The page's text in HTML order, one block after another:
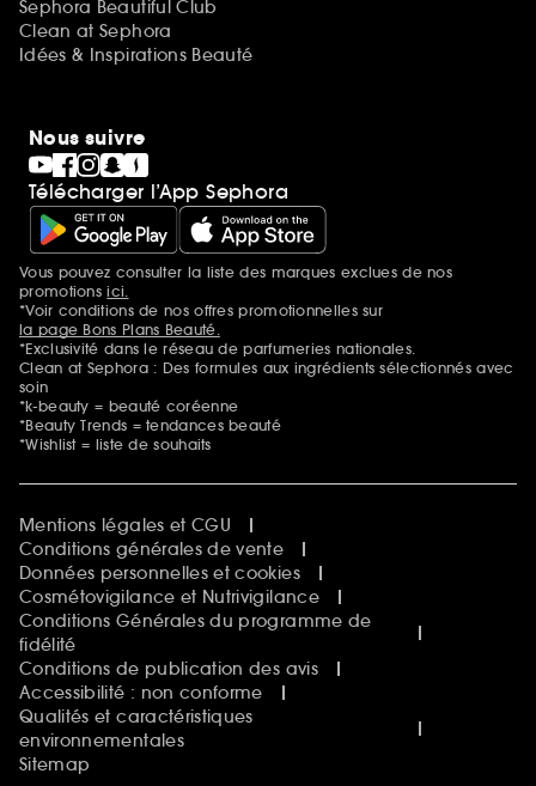
Sephora Beautiful Club
Clean at Sephora
Idées & Inspirations Beauté
Nous suivre
Télécharger l’App Sephora
Mentions additionnelles
Vous pouvez consulter la liste des marques exclues de nos
promotionsici.
*Voir conditions de nos offres promotionnelles sur
la page Bons Plans Beauté.
*Exclusivité dans le réseau de parfumeries nationales.
Clean at Sephora : Des formules aux ingrédients sélectionnés avec
soin
*k-beauty = beauté coréenne
*Beauty Trends = tendances beauté
*Wishlist = liste de souhaits
Mentions légales et CGU
Conditions générales de vente
Données personnelles et cookies
Cosmétovigilance et Nutrivigilance
Conditions Générales du programme de
fidélité
Conditions de publication des avis
Accessibilité : non conforme
Qualités et caractéristiques
environnementales
Sitemap